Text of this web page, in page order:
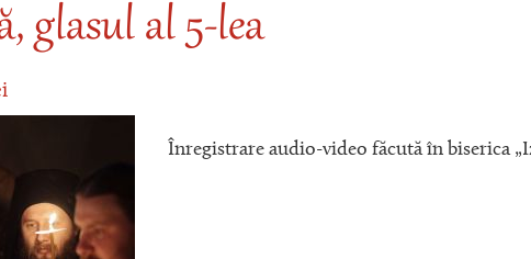
glasul al 5-lea
Înregistrare audio-video făcută în biserica